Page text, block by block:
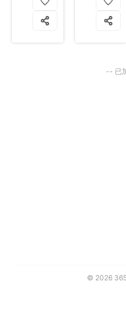
-- 已
© 2026